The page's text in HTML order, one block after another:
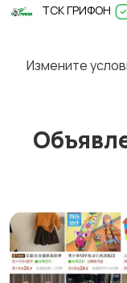
ТСК ГРИФОН
Измените